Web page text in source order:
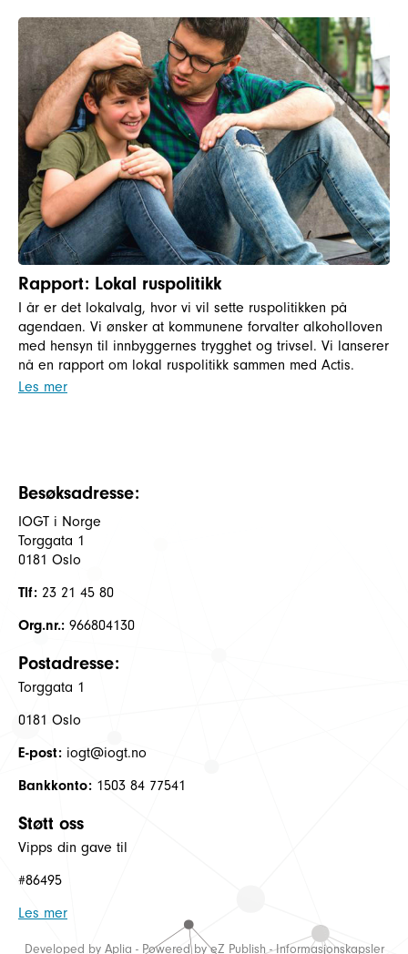
Rapport: Lokal ruspolitikk
I år er det lokalvalg, hvor vi vil sette ruspolitikken på
agendaen. Vi ønsker at kommunene forvalter alkoholloven
med hensyn til innbyggernes trygghet og trivsel. Vi lanserer
nå en rapport om lokal ruspolitikk sammen med Actis.
Les mer
Besøksadresse:
IOGT i Norge
Torggata 1
0181 Oslo
Tlf: 23 21 45 80
Org.nr.: 966804130
Postadresse:
Torggata 1
0181 Oslo
E-post: iogt@iogt.no
Bankkonto: 1503 84 77541
Støtt oss
Vipps din gave til
#86495
Les mer
Developed by Aplia - Powered byeZ Publish-Informasjonskapsler